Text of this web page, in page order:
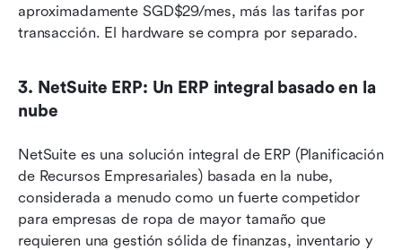
aproximadamente SGD$29/mes, más las tarifas por
transacción. El hardware se compra por separado.
3. NetSuite ERP: Un ERP integral basado en la
nube
NetSuite es una solución integral de ERP (Planificación
de Recursos Empresariales) basada en la nube,
considerada a menudo como un fuerte competidor
para empresas de ropa de mayor tamaño que
requieren una gestión sólida de finanzas, inventario y